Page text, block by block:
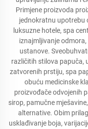
Primjene proizvoda
jednokratnu upotrebu
luksuzne hotele, spa
iznajmljivanje
ustanove.
različitih stilova papuča,
zatvorenih prstiju, spa
obuću medicinske
proizvođače odvojenih
sirop, pamučne
alternative. Obim
usklađivanje boja,